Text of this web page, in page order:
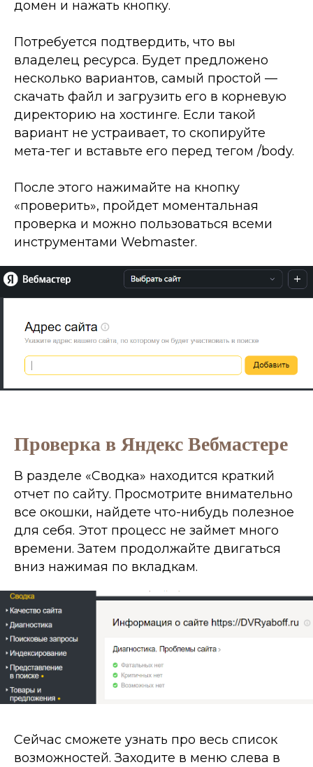
Выбирай удобный для себя
мессенджер
домен и нажать кнопку.
Потребуется подтвердить, что вы
владелец ресурса. Будет предложено
несколько вариантов, самый простой —
скачать файл и загрузить его в корневую
директорию на хостинге. Если такой
вариант не устраивает, то скопируйте
мета-тег и вставьте его перед тегом /body.
После этого нажимайте на кнопку
«проверить», пройдет моментальная
проверка и можно пользоваться всеми
инструментами Webmaster.
Проверка в Яндекс Вебмастере
В разделе «Сводка» находится краткий
отчет по сайту. Просмотрите внимательно
все окошки, найдете что-нибудь полезное
для себя. Этот процесс не займет много
времени. Затем продолжайте двигаться
вниз нажимая по вкладкам.
Сейчас сможете узнать про весь список
возможностей. Заходите в меню слева в